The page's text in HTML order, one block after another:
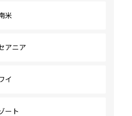
米
アニア
イ
ート